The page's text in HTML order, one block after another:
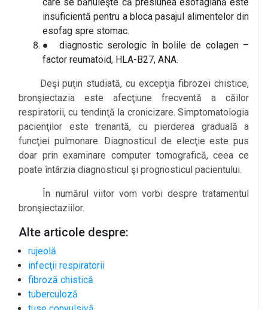
insuficientă pentru a bloca pasajul alimentelor din
esofag spre stomac.
● diagnostic serologic în bolile de colagen –
factor reumatoid, HLA-B27, ANA.
Deşi puţin studiată, cu excepţia fibrozei chistice,
bronşiectazia este afecţiune frecventă a căilor
respiratorii, cu tendinţă la cronicizare. Simptomatologia
pacienţilor este trenantă, cu pierderea graduală a
funcţiei pulmonare. Diagnosticul de elecţie este pus
doar prin examinare computer tomografică, ceea ce
poate întârzia diagnosticul şi prognosticul pacientului.
În numărul viitor vom vorbi despre tratamentul
bronşiectaziilor.
Alte articole despre:
rujeolă
infecţii respiratorii
fibroză chistică
tuberculoză